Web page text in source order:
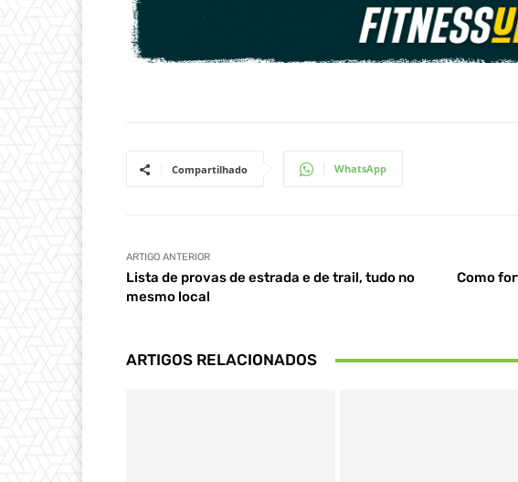
Compartilhado WhatsApp
ARTIGO ANTERIOR
Lista de provas de estrada e de trail, tudo no
mesmo local
Como
ARTIGOS RELACIONADOS